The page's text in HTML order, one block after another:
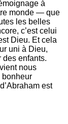
à
monde — que
les belles
c’est celui
Dieu. Et cela
uni à Dieu,
des enfants.
nous
bonheur
est